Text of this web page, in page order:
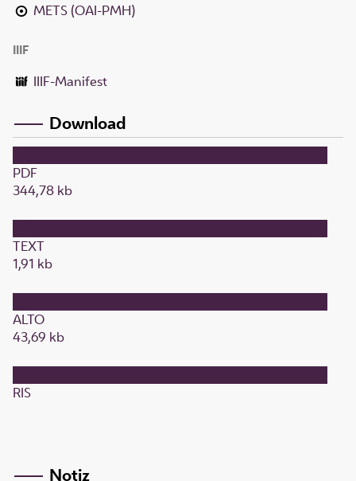
METS (OAI-PMH)
IIIF
IIIF-Manifest
Download
PDF
344,78 kb
TEXT
1,91 kb
ALTO
43,69 kb
RIS
Notiz